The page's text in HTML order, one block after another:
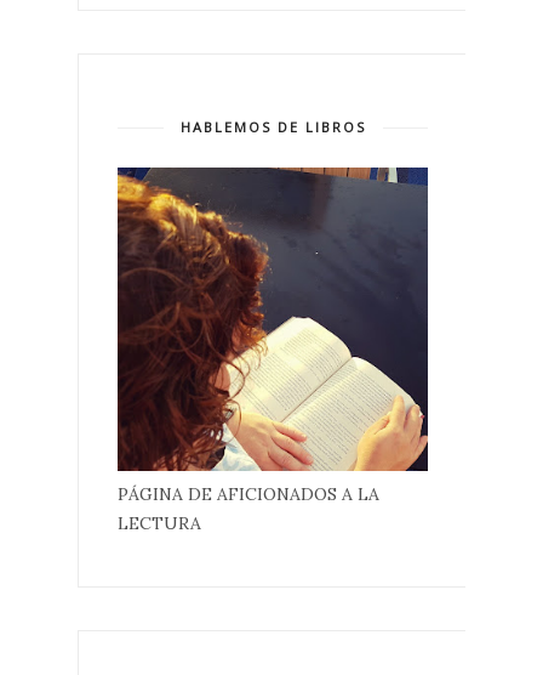
HABLEMOS DE LIBROS
PÁGINA DE AFICIONADOS A LA
LECTURA